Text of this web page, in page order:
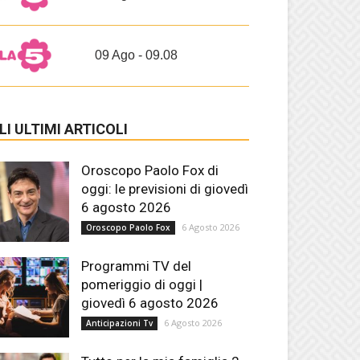
09 Ago - 09.08
ULTIMI ARTICOLI
Oroscopo Paolo Fox di
oggi: le previsioni di giovedì
6 agosto 2026
Oroscopo Paolo Fox 6 Agosto 2026
Programmi TV del
pomeriggio di oggi |
giovedì 6 agosto 2026
Anticipazioni Tv 6 Agosto 2026